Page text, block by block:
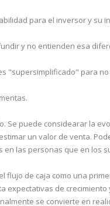
para el inversor y su
y no entienden esa
"supersimplificado" para
Se puede considearar la
un valor de venta.
en las personas que en los
flujo de caja como una
expectativas de
se convierte en